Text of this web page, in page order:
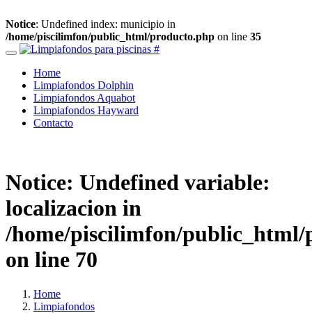
Notice: Undefined index: municipio in
/home/piscilimfon/public_html/producto.php on line 35
Home
Limpiafondos Dolphin
Limpiafondos Aquabot
Limpiafondos Hayward
Contacto
Notice: Undefined variable:
localizacion in
/home/piscilimfon/public_html/
on line 70
Home
Limpiafondos